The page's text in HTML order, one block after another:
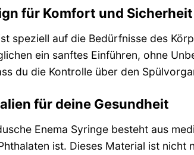
für Komfort und Sicherheit
speziell auf die Bedürfnisse des
ein sanftes Einführen, ohne
du die Kontrolle über den
für deine Gesundheit
Enema Syringe besteht aus
ist. Dieses Material ist